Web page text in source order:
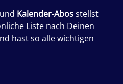
und Kalender-Abosstellst
Liste nach Deinen
hast so alle wichtigen